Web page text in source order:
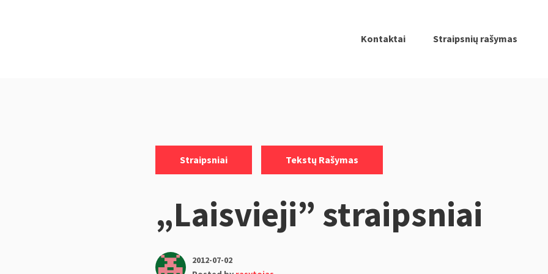
Kontaktai Straipsnių rašymas
Straipsniai Tekstų Rašymas
„Laisvieji” straipsniai
2012-07-02